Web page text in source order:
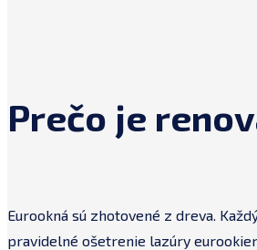
Prečo je
Eurookná sú zhotovené z dreva.
pravidelné ošetrenie lazúry